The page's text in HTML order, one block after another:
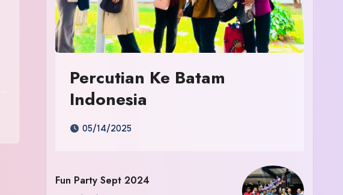
Percutian Ke Batam
Indonesia
05/14/2025
Fun Party Sept 2024